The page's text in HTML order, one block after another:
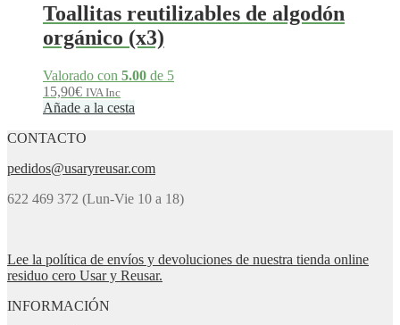
Toallitas reutilizables de algodón
orgánico (x3)
Valorado con 5.00 de 5
15,90€ IVA Inc
Añade a la cesta
CONTACTO
pedidos@usaryreusar.com
622 469 372 (Lun-Vie 10 a 18)
Lee la política de envíos y devoluciones de nuestra tienda online
residuo cero Usar y Reusar.
INFORMACIÓN